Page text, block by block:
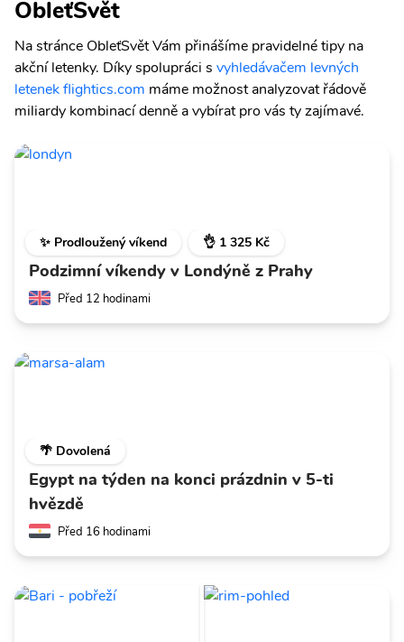
ObleťSvět
Na stránce ObleťSvět Vám přinášíme pravidelné tipy na
akční letenky. Díky spolupráci s vyhledávačem levných
letenek flightics.com máme možnost analyzovat řádově
miliardy kombinací denně a vybírat pro vás ty zajímavé.
✨ Prodloužený víkend 👌 1 325 Kč
Podzimní víkendy v Londýně z Prahy
Před 12 hodinami
🌴 Dovolená
Egypt na týden na konci prázdnin v 5-ti
hvězdě
Před 16 hodinami